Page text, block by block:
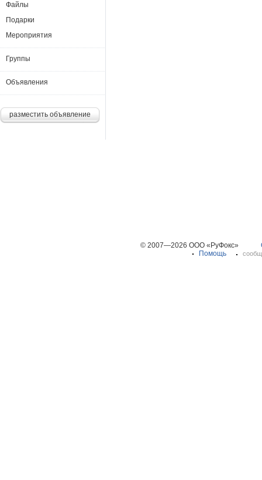
Файлы
Подарки
Мероприятия
Группы
Объявления
разместить объявление
© 2007—2026 ООО «РуФокс»
Помощь